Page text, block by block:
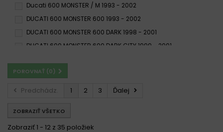
Ducati 600 MONSTER / M 1993 - 2002
DUCATI 600 MONSTER 600 1993 - 2002
DUCATI 600 MONSTER 600 DARK 1998 - 2001
DUCATI 600 MONSTER 600 DARK CITY 1999 - 2001
Ducati 600 Monster 1994 - 2001
Ducati 600 MONSTER CITY 1998 - 2000
Ducati 600 MONSTER DARK CITY 1999 - 2001
Ducati 600 MONSTER METALLIC 2000 - 2001
POROVNAŤ (0)
Predchádz. 1 2 3 Ďalej
ZOBRAZIŤ VŠETKO
Zobraziť 1 - 12 z 35 položiek